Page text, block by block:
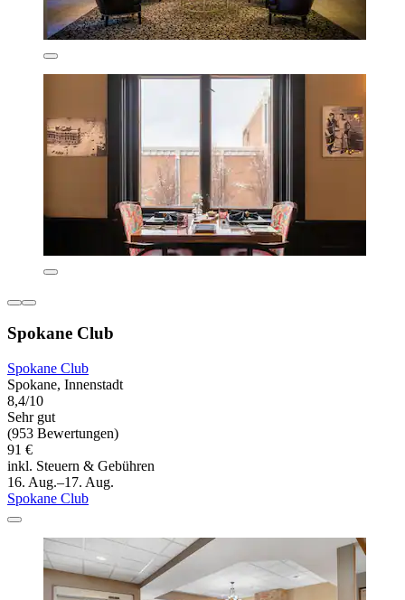
Spokane Club
Spokane Club
Spokane, Innenstadt
8,4/10
Sehr gut
(953 Bewertungen)
91 €
inkl. Steuern & Gebühren
16. Aug.–17. Aug.
Spokane Club